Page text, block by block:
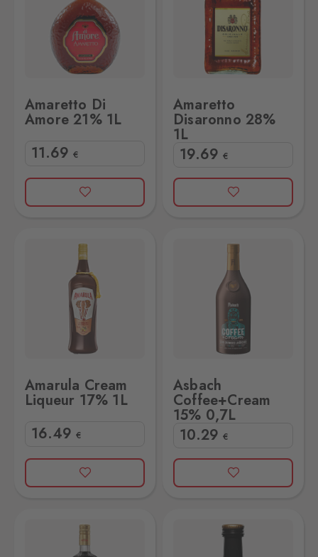
Amaretto Di
Amore 21% 1L
11.69 €
Amaretto
Disaronno 28%
1L
19.69 €
Amarula Cream
Liqueur 17% 1L
16.49 €
Asbach
Coffee+Cream
15% 0,7L
10.29 €